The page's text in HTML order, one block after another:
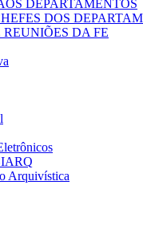
DEPARTAMENTOS
DOS
DA FE
Arquivística